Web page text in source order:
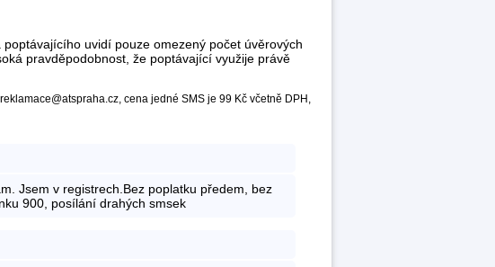
uvidí pouze omezený počet úvěrových
pravděpodobnost, že poptávající využije právě
cena jedné SMS je 99 Kč včetně DPH,
Jsem v registrech.Bez poplatku předem, bez
900, posílání drahých smsek